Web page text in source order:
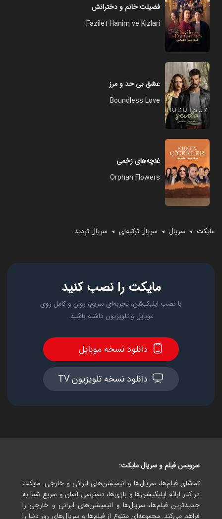
فضیلت خانم و دخترانش
Fazilet Hanim ve Kizlari
عشق بی حد و مرز
Boundless Love
غنچه‌های زخمی
Orphan Flowers
مایکت ◄ سریال ◄ سریال ترکیه‌ای ◄ سریال تردید
مایکت را نصب کنید
با نصب اپلیکیشن، تجربه‌ای سریع، روان و کامل روی
موبایل و تلویزیون داشته باشید.
دانلود نسخه موبایل
دانلود نسخه تلویزیون TV
سرویس فیلم و سریال مایکت:
تماشای فیلم‌ها، سریال‌ها و انیمیشن‌های ایرانی و خارجی. مایکت
در کنار ارائه اپلیکیشن‌ها و بازی‌ها، دسترسی آسان و سریع شما به
جدیدترین فیلم‌ها، سریال‌ها و انیمیشن‌های ایرانی و خارجی را
فراهم می‌کند. مجموعه‌ای متنوع از فیلم‌ها و سریال‌های روز دنیا را